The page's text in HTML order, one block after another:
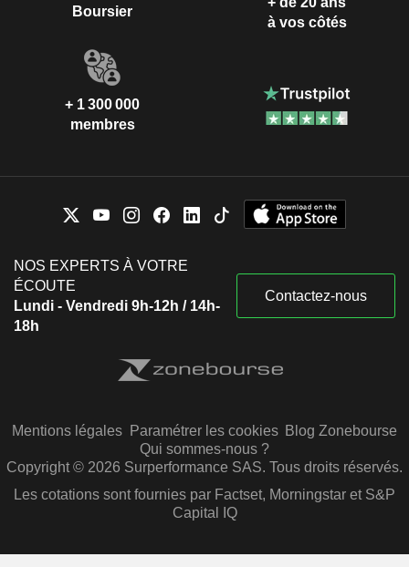
Boursier
à vos côtés
+ 1 300 000
membres
NOS EXPERTS À VOTRE
ÉCOUTE
Lundi - Vendredi 9h-12h / 14h-
18h
Contactez-nous
Mentions légales Paramétrer les cookies Blog Zonebourse
Qui sommes-nous ?
Copyright © 2026 Surperformance SAS. Tous droits réservés.
Les cotations sont fournies par Factset, Morningstar et S&P
Capital IQ